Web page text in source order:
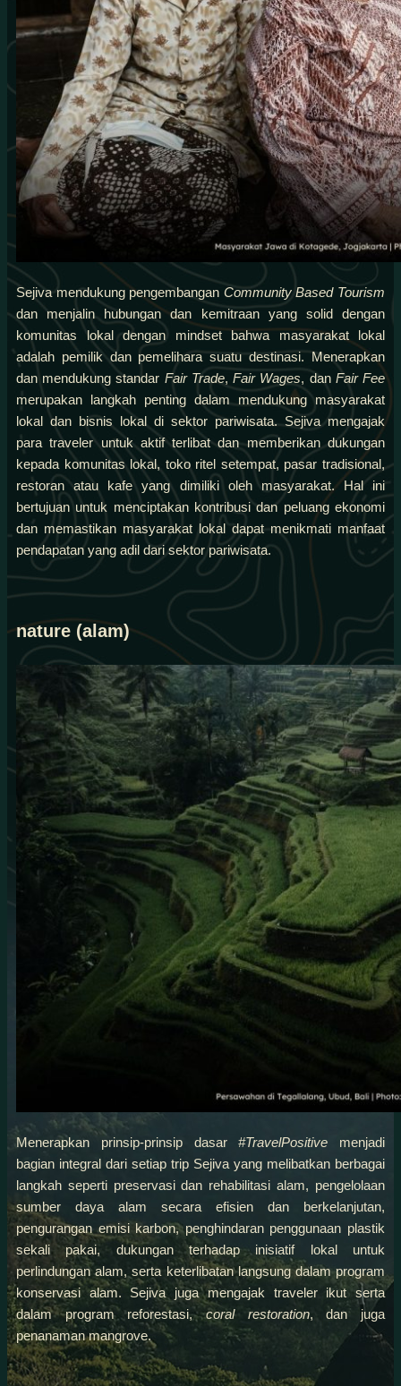
Sejiva mendukung pengembangan Community Based Tourism
dan menjalin hubungan dan kemitraan yang solid dengan
komunitas lokal dengan mindset bahwa masyarakat lokal
adalah pemilik dan pemelihara suatu destinasi. Menerapkan
dan mendukung standar Fair Trade,Fair Wages, dan Fair Fee
merupakan langkah penting dalam mendukung masyarakat
lokal dan bisnis lokal di sektor pariwisata. Sejiva mengajak
para traveler untuk aktif terlibat dan memberikan dukungan
kepada komunitas lokal, toko ritel setempat, pasar tradisional,
restoran atau kafe yang dimiliki oleh masyarakat. Hal ini
bertujuan untuk menciptakan kontribusi dan peluang ekonomi
dan memastikan masyarakat lokal dapat menikmati manfaat
pendapatan yang adil dari sektor pariwisata.
nature (alam)
Menerapkan prinsip-prinsip dasar#TravelPositive menjadi
bagian integral dari setiap trip Sejiva yang melibatkan berbagai
langkah seperti preservasi dan rehabilitasi alam, pengelolaan
sumber daya alam secara efisien dan berkelanjutan,
pengurangan emisi karbon, penghindaran penggunaan plastik
sekali pakai, dukungan terhadap inisiatif lokal untuk
perlindungan alam, serta keterlibatan langsung dalam program
konservasi alam. Sejiva juga mengajak traveler ikut serta
dalam program reforestasi,coral restoration, dan juga
penanaman mangrove.